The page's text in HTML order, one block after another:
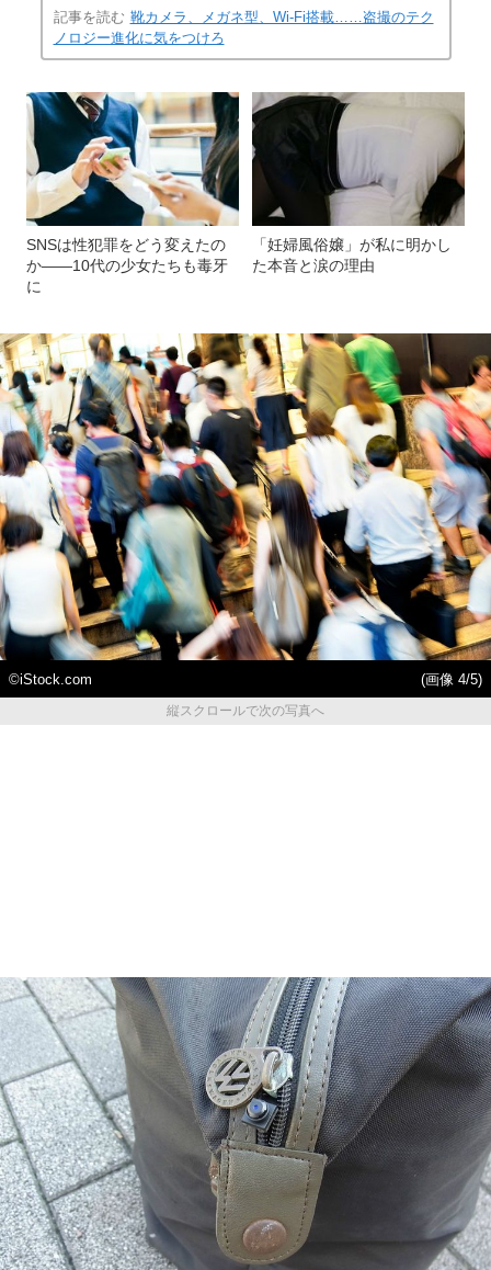
記事を読む 靴カメラ、メガネ型、Wi-Fi搭載……盗撮のテク
ノロジー進化に気をつけろ
SNSは性犯罪をどう変えたの
か――10代の少女たちも毒牙
に
「妊婦風俗嬢」が私に明かし
た本音と涙の理由
©iStock.com
(画像 4/5)
縦スクロールで次の写真へ